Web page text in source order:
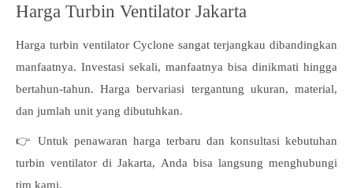
Harga Turbin Ventilator Jakarta
Harga turbin ventilator Cyclone sangat terjangkau dibandingkan
manfaatnya. Investasi sekali, manfaatnya bisa dinikmati hingga
bertahun-tahun. Harga bervariasi tergantung ukuran, material,
dan jumlah unit yang dibutuhkan.
👉 Untuk penawaran harga terbaru dan konsultasi kebutuhan
turbin ventilator di Jakarta, Anda bisa langsung menghubungi
tim kami.